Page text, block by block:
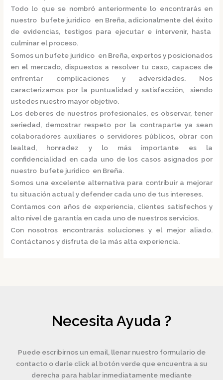
Todo lo que se nombró anteriormente lo encontrarás en
nuestro bufete juridico en Breña, adicionalmente del éxito
de evidencias, testigos para ejecutar e intervenir, hasta
culminar el proceso.
Somos un bufete juridico en Breña, expertos y posicionados
en el mercado, dispuestos a resolver tu caso, capaces de
enfrentar complicaciones y adversidades. Nos
caracterizamos por la puntualidad y satisfacción, siendo
ustedes nuestro mayor objetivo.
Los deberes de nuestros profesionales, es observar, tener
seriedad, demostrar respeto por la contraparte ya sean
colaboradores auxiliares o servidores públicos, obrar con
lealtad, honradez y lo más importante es la
confidencialidad en cada uno de los casos asignados por
nuestro bufete juridico en Breña.
Somos una excelente alternativa para contribuir a mejorar
tu situación actual y defender cada uno de tus intereses.
Contamos con años de experiencia, clientes satisfechos y
alto nivel de garantía en cada uno de nuestros servicios.
Con nosotros encontrarás soluciones y el mejor aliado.
Contáctanos y disfruta de la más alta experiencia.
Necesita Ayuda ?
Puede escribirnos un email, llenar nuestro formulario de
contacto o darle click al botón verde que encuentra a su
derecha para hablar inmediatamente mediante